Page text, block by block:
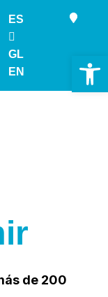
ES
GL
EN
de 200